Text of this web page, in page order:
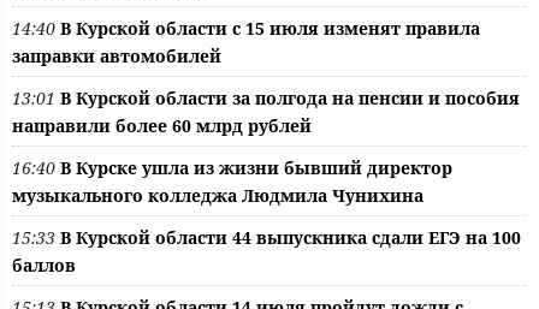
14:40 В Курской области с 15 июля изменят правила
заправки автомобилей
13:01 В Курской области за полгода на пенсии и пособия
направили более 60 млрд рублей
16:40 В Курске ушла из жизни бывший директор
музыкального колледжа Людмила Чунихина
15:33 В Курской области 44 выпускника сдали ЕГЭ на 100
баллов